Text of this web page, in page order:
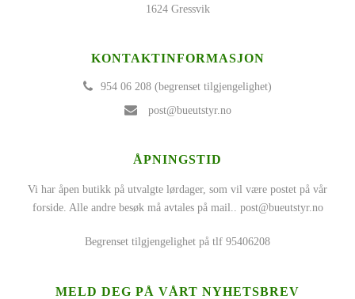
1624 Gressvik
KONTAKTINFORMASJON
954 06 208 (begrenset tilgjengelighet)
post@bueutstyr.no
ÅPNINGSTID
Vi har åpen butikk på utvalgte lørdager, som vil være postet på vår
forside. Alle andre besøk må avtales på mail.. post@bueutstyr.no
Begrenset tilgjengelighet på tlf 95406208
MELD DEG PÅ VÅRT NYHETSBREV